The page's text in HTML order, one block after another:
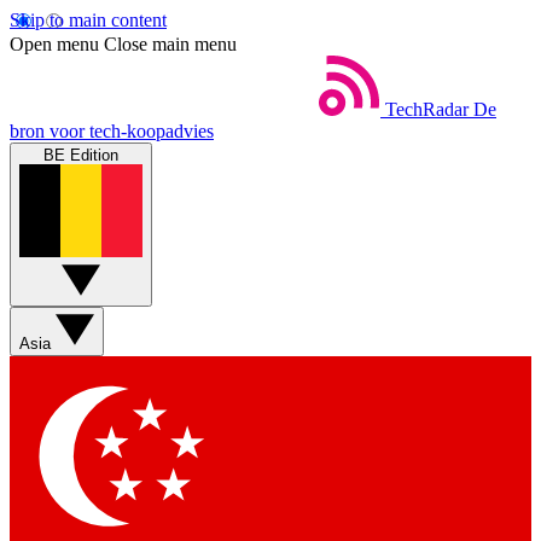
Skip to main content
Open menu Close main menu
TechRadar De
bron voor tech-koopadvies
BE Edition
Asia